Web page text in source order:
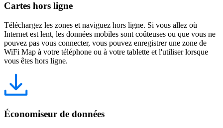
Cartes hors ligne
Téléchargez les zones et naviguez hors ligne. Si vous allez où
Internet est lent, les données mobiles sont coûteuses ou que vous ne
pouvez pas vous connecter, vous pouvez enregistrer une zone de
WiFi Map à votre téléphone ou à votre tablette et l'utiliser lorsque
vous êtes hors ligne.
Économiseur de données